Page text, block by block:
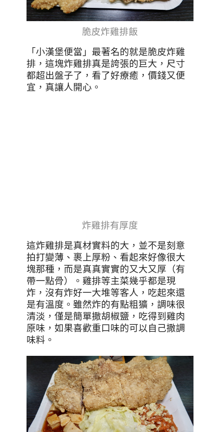
脆皮炸雞排飯
「小漢堡便當」最著名的就是脆皮炸雞
排，這塊炸雞排真是誇張的巨大，尺寸
都超出盤子了，看了好療癒，價錢又便
宜，真讓人開心。
炸雞排有厚度
這炸雞排是真材實料的大，並不是刻意
拍打變薄、裹上厚粉、看起來好像很大
塊那種，而是真真實實的又大又厚（有
帶一點骨）。雞排等主菜幾乎都是現
炸，沒有炸好一大堆等客人，吃起來還
是有溫度。雖然炸的有點粗獷，調味很
清淡，僅是簡單撒胡椒鹽，吃得到雞肉
原味，如果喜歡重口味的可以自己撒調
味料。